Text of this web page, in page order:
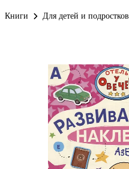
Книги Для детей и подростков